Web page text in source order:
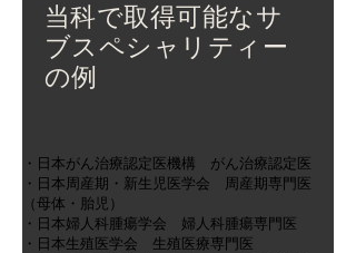
当科で取得可能なサ
ブスペシャリティー
の例
・日本がん治療認定医機構 がん治療認定医
・日本周産期・新生児医学会 周産期専門医
（母体・胎児）
・日本婦人科腫瘍学会 婦人科腫瘍専門医
・日本生殖医学会 生殖医療専門医